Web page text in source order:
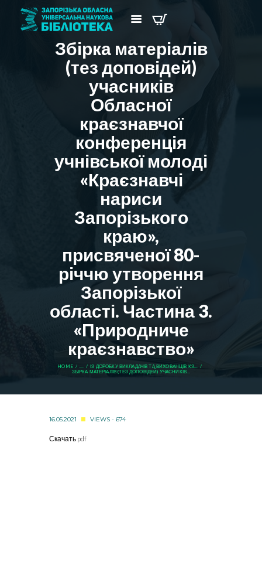
Збірка матеріалів
(тез доповідей)
учасників
Обласної
краєзнавчої
конференція
учнівської молоді
«Краєзнавчі
нариси
Запорізького
краю»,
присвяченої 80-
річчю утворення
Запорізької
області. Частина 3.
«Природниче
краєзнавство»
HOME ...
ІЗ ДОРОБКУ ВИКЛАДАЧІВ ТА ВИХОВАНЦІВ КЗ...
ЗБІРКА МАТЕРІАЛІВ (ТЕЗ ДОПОВІДЕЙ) УЧАСНИКІВ...
16.05.2021 VIEWS - 674
Скачать pdf